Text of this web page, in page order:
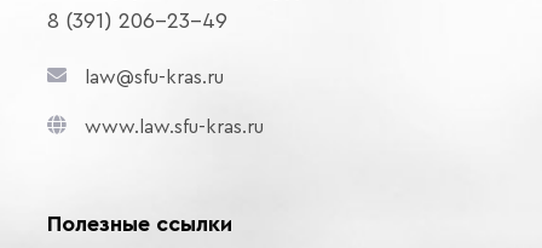
8 (391) 206-23-49
law@sfu-kras.ru
www.law.sfu-kras.ru
Полезные ссылки